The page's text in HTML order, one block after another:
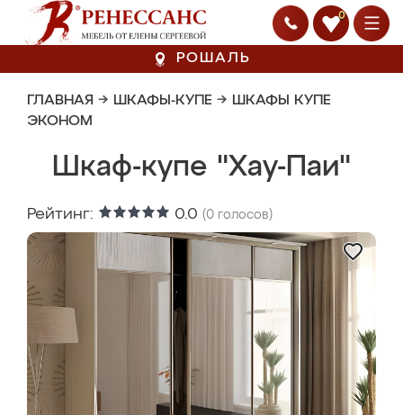
0
РОШАЛЬ
ГЛАВНАЯ → ШКАФЫ-КУПЕ → ШКАФЫ КУПЕ
ЭКОНОМ
Шкаф-купе "Хау-Паи"
Рейтинг: 0.0 (0 голосов)